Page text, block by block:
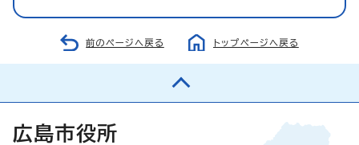
前のページへ戻る トップページへ戻る
広島市役所